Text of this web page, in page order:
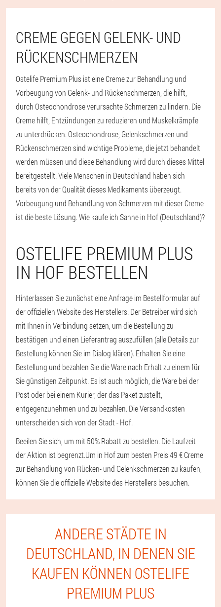
CREME GEGEN GELENK- UND
RÜCKENSCHMERZEN
Ostelife Premium Plus ist eine Creme zur Behandlung und
Vorbeugung von Gelenk- und Rückenschmerzen, die hilft,
durch Osteochondrose verursachte Schmerzen zu lindern. Die
Creme hilft, Entzündungen zu reduzieren und Muskelkrämpfe
zu unterdrücken. Osteochondrose, Gelenkschmerzen und
Rückenschmerzen sind wichtige Probleme, die jetzt behandelt
werden müssen und diese Behandlung wird durch dieses Mittel
bereitgestellt. Viele Menschen in Deutschland haben sich
bereits von der Qualität dieses Medikaments überzeugt.
Vorbeugung und Behandlung von Schmerzen mit dieser Creme
ist die beste Lösung. Wie kaufe ich Sahne in Hof (Deutschland)?
OSTELIFE PREMIUM PLUS
IN HOF BESTELLEN
Hinterlassen Sie zunächst eine Anfrage im Bestellformular auf
der offiziellen Website des Herstellers. Der Betreiber wird sich
mit Ihnen in Verbindung setzen, um die Bestellung zu
bestätigen und einen Lieferantrag auszufüllen (alle Details zur
Bestellung können Sie im Dialog klären). Erhalten Sie eine
Bestellung und bezahlen Sie die Ware nach Erhalt zu einem für
Sie günstigen Zeitpunkt. Es ist auch möglich, die Ware bei der
Post oder bei einem Kurier, der das Paket zustellt,
entgegenzunehmen und zu bezahlen. Die Versandkosten
unterscheiden sich von der Stadt - Hof.
Beeilen Sie sich, um mit 50% Rabatt zu bestellen. Die Laufzeit
der Aktion ist begrenzt.Um in Hof zum besten Preis 49 € Creme
zur Behandlung von Rücken- und Gelenkschmerzen zu kaufen,
können Sie die offizielle Website des Herstellers besuchen.
ANDERE STÄDTE IN
DEUTSCHLAND, IN DENEN SIE
KAUFEN KÖNNEN OSTELIFE
PREMIUM PLUS